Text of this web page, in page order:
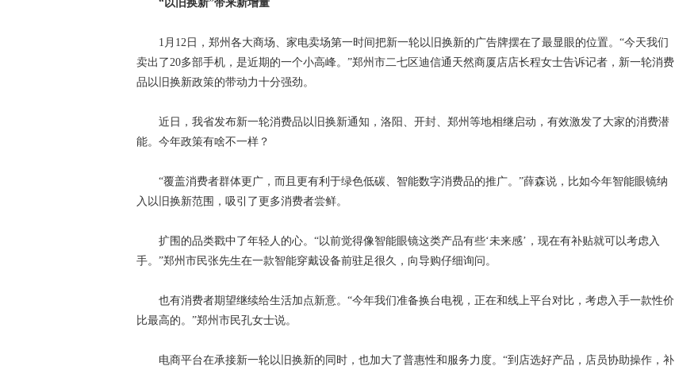
“以旧换新”带来新增量
1月12日，郑州各大商场、家电卖场第一时间把新一轮以旧换新的广告牌摆在了最显眼的位置。“今天我们
卖出了20多部手机，是近期的一个小高峰。”郑州市二七区迪信通天然商厦店店长程女士告诉记者，新一轮消费
品以旧换新政策的带动力十分强劲。
近日，我省发布新一轮消费品以旧换新通知，洛阳、开封、郑州等地相继启动，有效激发了大家的消费潜
能。今年政策有啥不一样？
“覆盖消费者群体更广，而且更有利于绿色低碳、智能数字消费品的推广。”薛森说，比如今年智能眼镜纳
入以旧换新范围，吸引了更多消费者尝鲜。
扩围的品类戳中了年轻人的心。“以前觉得像智能眼镜这类产品有些‘未来感’，现在有补贴就可以考虑入
手。”郑州市民张先生在一款智能穿戴设备前驻足很久，向导购仔细询问。
也有消费者期望继续给生活加点新意。“今年我们准备换台电视，正在和线上平台对比，考虑入手一款性价
比最高的。”郑州市民孔女士说。
电商平台在承接新一轮以旧换新的同时，也加大了普惠性和服务力度。“到店选好产品，店员协助操作，补